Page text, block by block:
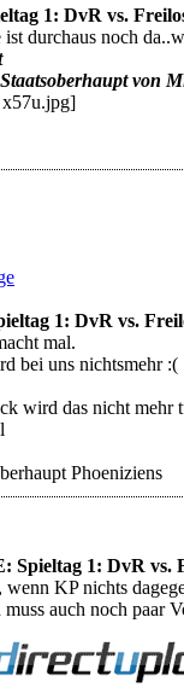
1: DvR vs.
ist durchaus noch
von
1: DvR vs.
mal.
bei uns nichtsmehr :(
wird das nicht mehr
Phoeniziens
Spieltag 1: DvR vs.
wenn KP nichts
muss auch noch paar